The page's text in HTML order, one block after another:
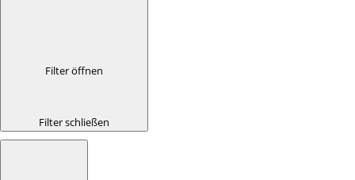
Filter öffnen
Filter schließen